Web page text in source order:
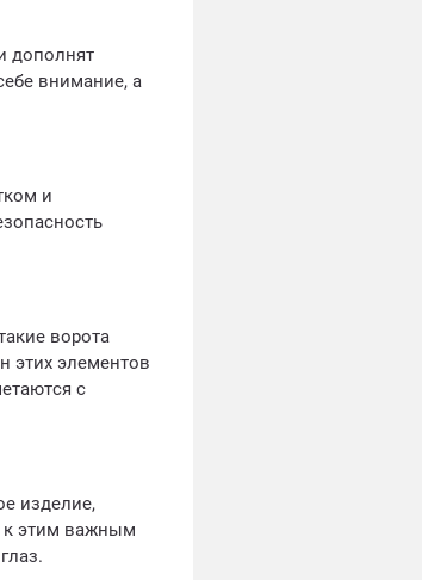
дополнят
внимание, а
и
ворота
этих элементов
с
изделие,
к этим важным